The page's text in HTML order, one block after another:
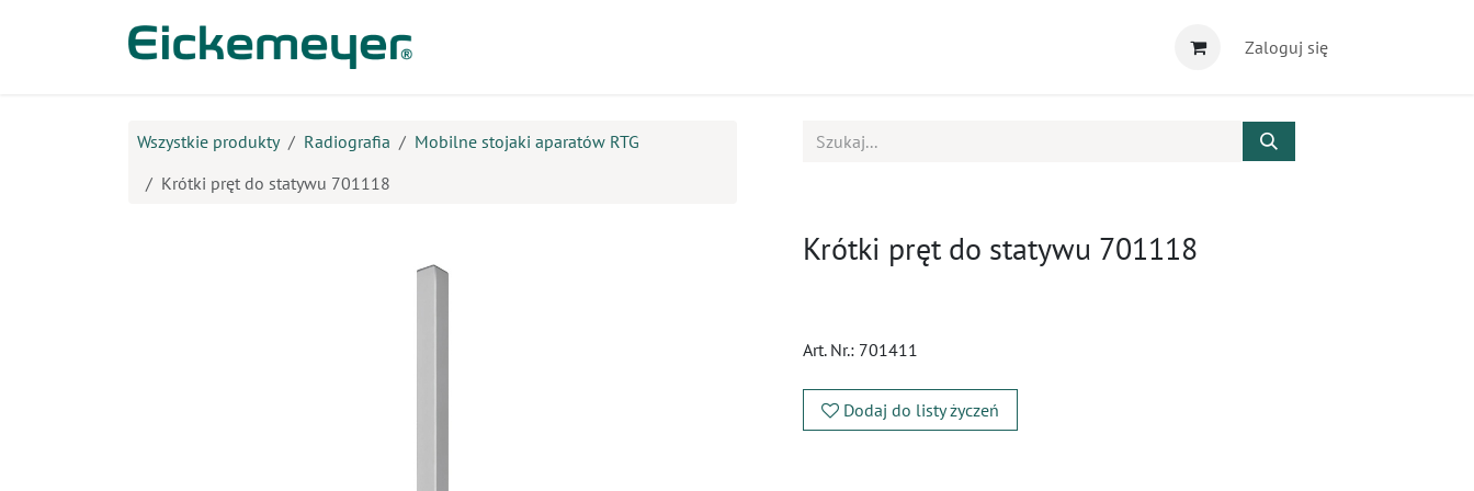
Zaloguj się
Wszystkie produkty Radiografia
Mobilne stojaki aparatów RTG
Krótki pręt do statywu 701118
Krótki pręt do statywu 701118
Art. Nr.: 701411
Dodaj do listy życzeń